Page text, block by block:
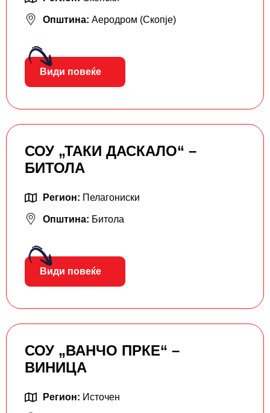
Општина: Аеродром (Скопје)
Види повеќе
СОУ „ТАКИ ДАСКАЛО“ –
БИТОЛА
Регион: Пелагониски
Општина: Битола
Види повеќе
СОУ „ВАНЧО ПРКЕ“ –
ВИНИЦА
Регион: Источен